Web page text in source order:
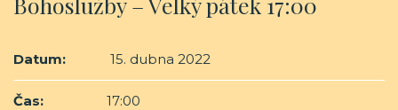
Datum: 15. dubna 2022
Čas: 17:00